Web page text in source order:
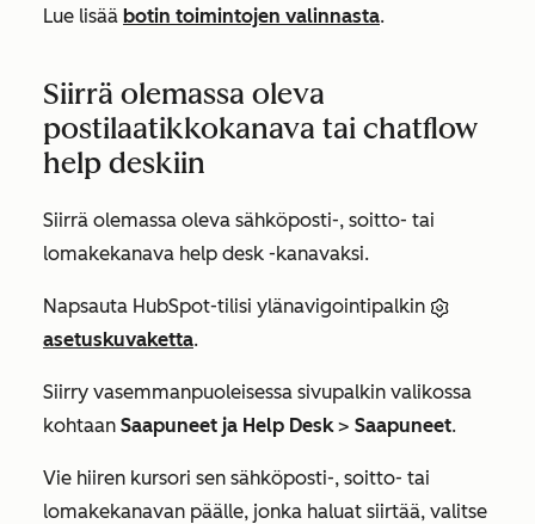
Lue lisää botin toimintojen valinnasta.
Siirrä olemassa oleva
postilaatikkokanava tai chatflow
help deskiin
Siirrä olemassa oleva sähköposti-, soitto- tai
lomakekanava help desk -kanavaksi.
Napsauta HubSpot-tilisi ylänavigointipalkin
asetuskuvaketta.
Siirry vasemmanpuoleisessa sivupalkin valikossa
kohtaan Saapuneet ja Help Desk> Saapuneet.
Vie hiiren kursori sen sähköposti-, soitto- tai
lomakekanavan päälle, jonka haluat siirtää, valitse